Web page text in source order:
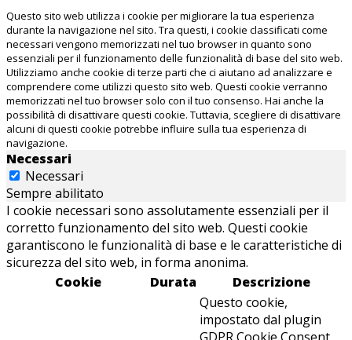
Questo sito web utilizza i cookie per migliorare la tua esperienza
durante la navigazione nel sito. Tra questi, i cookie classificati come
necessari vengono memorizzati nel tuo browser in quanto sono
essenziali per il funzionamento delle funzionalità di base del sito web.
Utilizziamo anche cookie di terze parti che ci aiutano ad analizzare e
comprendere come utilizzi questo sito web. Questi cookie verranno
memorizzati nel tuo browser solo con il tuo consenso. Hai anche la
possibilità di disattivare questi cookie. Tuttavia, scegliere di disattivare
alcuni di questi cookie potrebbe influire sulla tua esperienza di
navigazione.
Necessari
Necessari
Sempre abilitato
I cookie necessari sono assolutamente essenziali per il
corretto funzionamento del sito web. Questi cookie
garantiscono le funzionalità di base e le caratteristiche di
sicurezza del sito web, in forma anonima.
Cookie
Durata Descrizione
Questo cookie,
impostato dal plugin